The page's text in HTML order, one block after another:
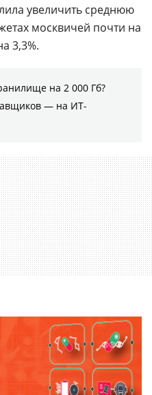
увеличить среднюю
москвичей почти на
3,3%.
на 2 000 Гб?
― на ИТ-